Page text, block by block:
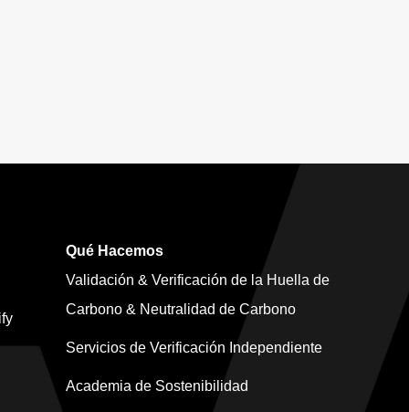
Qué Hacemos
Validación & Verificación de la Huella de
Carbono & Neutralidad de Carbono
Servicios de Verificación Independiente
Academia de Sostenibilidad